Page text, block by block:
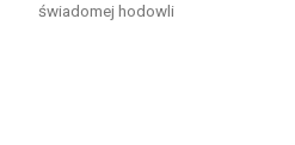
świadomej hodowli